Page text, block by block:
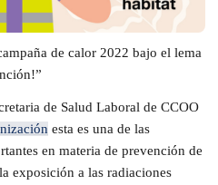
de calor 2022 bajo el lema
de Salud Laboral de CCOO
esta es una de las
en materia de prevención de
exposición a las radiaciones